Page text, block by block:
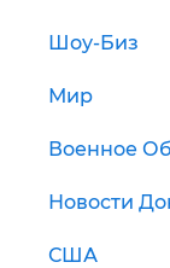
Шоу-Биз
Мир
Военное
Новости
США